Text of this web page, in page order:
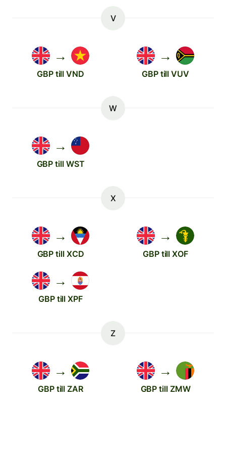
V
→
GBP till VND
→
GBP till VUV
W
→
GBP till WST
X
→
GBP till XCD
→
GBP till XOF
→
GBP till XPF
Z
→
GBP till ZAR
→
GBP till ZMW